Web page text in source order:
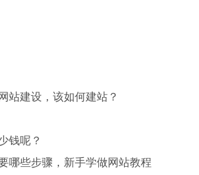
站建设，该如何建站？
钱呢？
哪些步骤，新手学做网站教程